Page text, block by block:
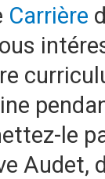
Carrière
le
Audet,